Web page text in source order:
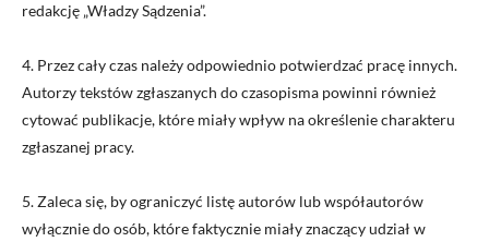
redakcję „Władzy Sądzenia”.
4. Przez cały czas należy odpowiednio potwierdzać pracę innych.
Autorzy tekstów zgłaszanych do czasopisma powinni również
cytować publikacje, które miały wpływ na określenie charakteru
zgłaszanej pracy.
5. Zaleca się, by ograniczyć listę autorów lub współautorów
wyłącznie do osób, które faktycznie miały znaczący udział w